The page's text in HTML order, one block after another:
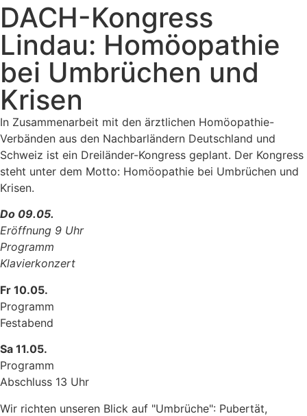
DACH-Kongress
Lindau: Homöopathie
bei Umbrüchen und
Krisen
In Zusammenarbeit mit den ärztlichen Homöopathie-
Verbänden aus den Nachbarländern Deutschland und
Schweiz ist ein Dreiländer-Kongress geplant. Der Kongress
steht unter dem Motto: Homöopathie bei Umbrüchen und
Krisen.
Do 09.05.
Eröffnung 9 Uhr
Programm
Klavierkonzert
Fr 10.05.
Programm
Festabend
Sa 11.05.
Programm
Abschluss 13 Uhr
Wir richten unseren Blick auf "Umbrüche": Pubertät,